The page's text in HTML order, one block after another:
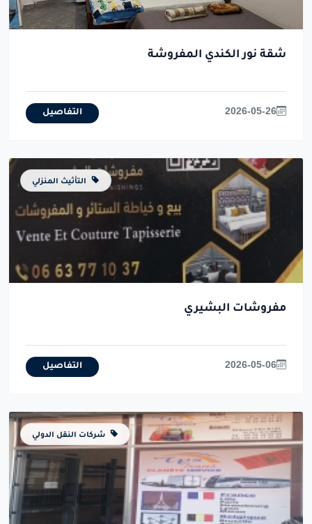
شقة نور الكندي المفروشة
2026-05-26 التفاصيل
التأثيث المنزلي
مفروشات البشيري
2026-05-06 التفاصيل
شركات النقل الدولي